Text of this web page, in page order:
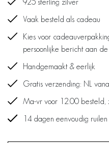
Vaak besteld als cadeau
Kies voor
persoonlijke bericht aan
Handgemaakt & eerlijk
Gratis verzending: NL
Ma-vr voor 12.00 besteld,
14 dagen eenvoudig